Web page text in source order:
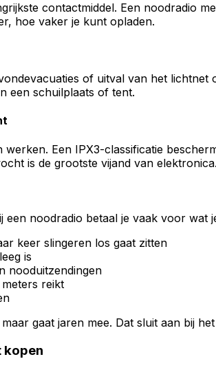
contactmiddel. Een noodradio
hoe vaker je kunt opladen.
of uitval van het
een schuilplaats of tent.
Een IPX3-classificatie
is de grootste vijand van elektronica.
een noodradio betaal je vaak voor
keer slingeren los gaat zitten
is
nooduitzendingen
reikt
gaat jaren mee. Dat sluit aan bij
kopen